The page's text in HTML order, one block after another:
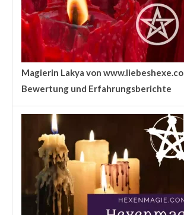
Magierin Lakya von
Bewertung und Erfahrungsberichte